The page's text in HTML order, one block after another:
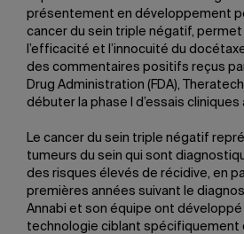
présentement en développement
cancer du sein triple négatif, permet
l’efficacité et l’innocuité du
des commentaires positifs reçus par
Drug Administration (FDA),
débuter la phase I d’essais
Le cancer du sein triple négatif
tumeurs du sein qui sont
des risques élevés de récidive, en
premières années suivant le
Annabi et son équipe ont développé
technologie ciblant spécifiquement